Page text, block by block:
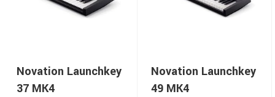
Novation Launchkey
37 MK4
Novation Launchkey
49 MK4